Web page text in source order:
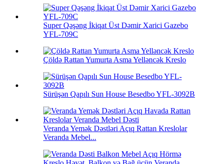
Super Qəşəng İkiqat Üst Dəmir Xarici Gazebo
YFL-709C
Çöldə Rattan Yumurta Asma Yelləncək Kreslo
Sürüşən Qapılı Sun House Besedbo YFL-3092B
Veranda Yemək Dəstləri Açıq Rattan Kreslolar
Veranda Mebel...